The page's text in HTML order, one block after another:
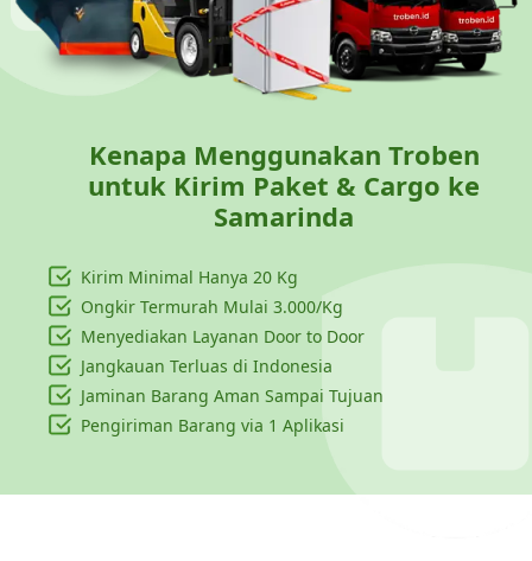
Kenapa Menggunakan Troben
untuk Kirim Paket & Cargo ke
Samarinda
Kirim Minimal Hanya 20 Kg
Ongkir Termurah Mulai 3.000/Kg
Menyediakan Layanan Door to Door
Jangkauan Terluas di Indonesia
Jaminan Barang Aman Sampai Tujuan
Pengiriman Barang via 1 Aplikasi